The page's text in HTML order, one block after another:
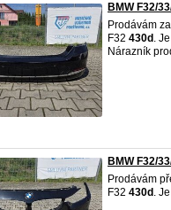
BMW F32/
Prodávám
F32 430d .
Nárazník
BMW F32/
Prodávám
F32 430d .